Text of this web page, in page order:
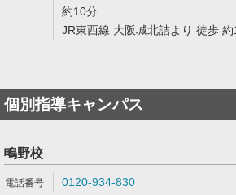
約10分
JR東西線 大阪城北詰より 徒歩
個別指導キャンパス
鴫野校
0120-934-830